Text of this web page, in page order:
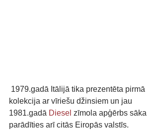
kolekcija ar vīriešu džinsiem un jau
1981.gadā Diesel zīmola apģērbs sāka
parādīties arī citās Eiropās valstīs.